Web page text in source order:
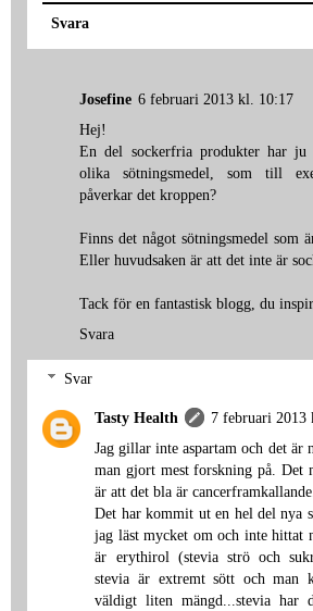
Svara
Josefine 6 februari 2013 kl. 10:17
Hej!
En del sockerfria produkter har ju
olika sötningsmedel, som till
påverkar det kroppen?
Finns det något sötningsmedel som
Eller huvudsaken är att det inte är
Tack för en fantastisk blogg, du
Svara
Svar
Tasty Health
7 februari 2013
Jag gillar inte aspartam och det är
man gjort mest forskning på.
är att det bla är
Det har kommit ut en hel del nya
jag läst mycket om och inte hittat
är erythirol (stevia strö och
stevia är extremt sött och man
väldigt liten mängd...stevia har